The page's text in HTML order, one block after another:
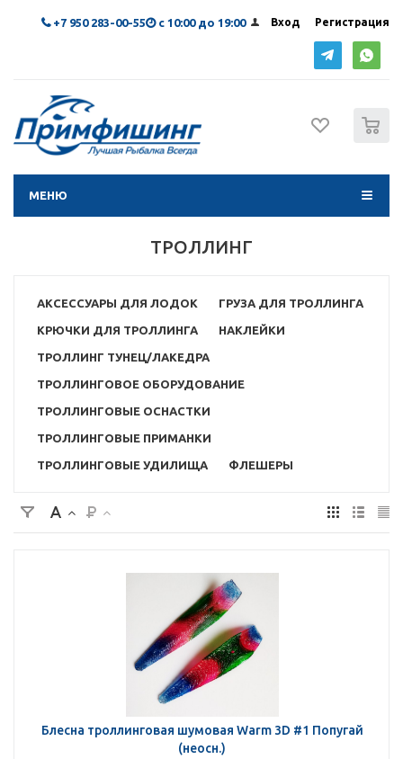
Вход Регистрация
+7 950 283-00-55 с 10:00 до 19:00
МЕНЮ
ТРОЛЛИНГ
АКСЕССУАРЫ ДЛЯ ЛОДОК ГРУЗА ДЛЯ ТРОЛЛИНГА
КРЮЧКИ ДЛЯ ТРОЛЛИНГА НАКЛЕЙКИ
ТРОЛЛИНГ ТУНЕЦ/ЛАКЕДРА
ТРОЛЛИНГОВОЕ ОБОРУДОВАНИЕ
ТРОЛЛИНГОВЫЕ ОСНАСТКИ
ТРОЛЛИНГОВЫЕ ПРИМАНКИ
ТРОЛЛИНГОВЫЕ УДИЛИЩА ФЛЕШЕРЫ
Блесна троллинговая шумовая Warm 3D #1 Попугай
(неосн.)